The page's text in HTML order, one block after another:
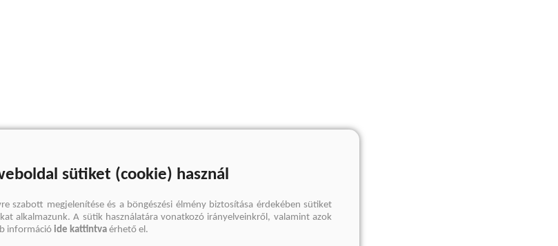
sütiket (cookie) használ
szabott megjelenítése és a böngészési élmény biztosítása érdekében sütiket
alkalmazunk. A sütik használatára vonatkozó irányelveinkről, valamint azok
információ ide kattintva érhető el.